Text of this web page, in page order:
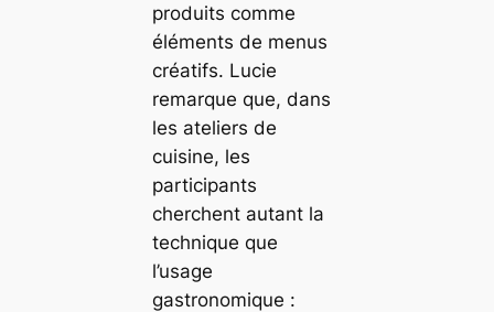
produits comme
éléments de menus
créatifs. Lucie
remarque que, dans
les ateliers de
cuisine, les
participants
cherchent autant la
technique que
l’usage
gastronomique :